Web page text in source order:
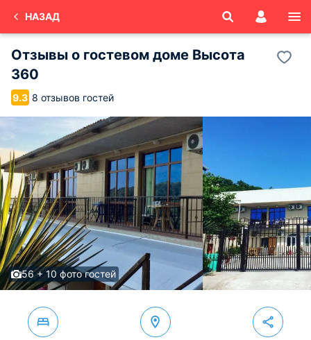
НАЗАД
Отзывы о гостевом доме Высота
360
9.3 8 отзывов гостей
56 + 10 фото гостей